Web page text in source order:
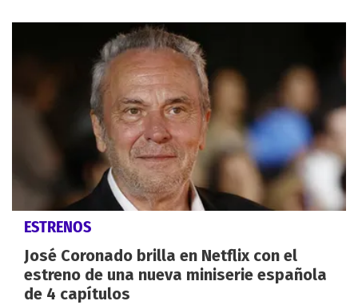
ESTRENOS
José Coronado brilla en Netflix con el
estreno de una nueva miniserie española
de 4 capítulos